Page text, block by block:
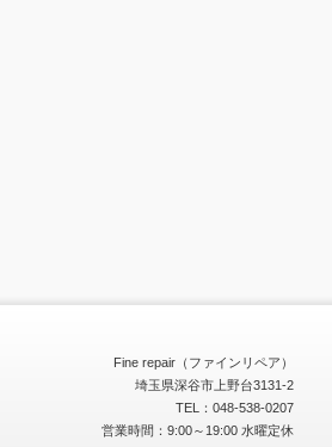
Fine repair（ファインリペア）
埼玉県深谷市上野台3131-2
TEL：048-538-0207
営業時間：9:00～19:00 水曜定休